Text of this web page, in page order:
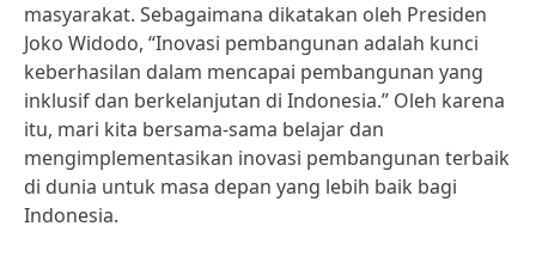
masyarakat. Sebagaimana dikatakan oleh Presiden
Joko Widodo, “Inovasi pembangunan adalah kunci
keberhasilan dalam mencapai pembangunan yang
inklusif dan berkelanjutan di Indonesia.” Oleh karena
itu, mari kita bersama-sama belajar dan
mengimplementasikan inovasi pembangunan terbaik
di dunia untuk masa depan yang lebih baik bagi
Indonesia.